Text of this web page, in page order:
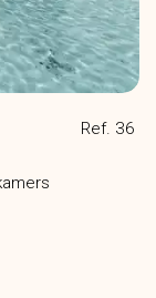
Ref. 36